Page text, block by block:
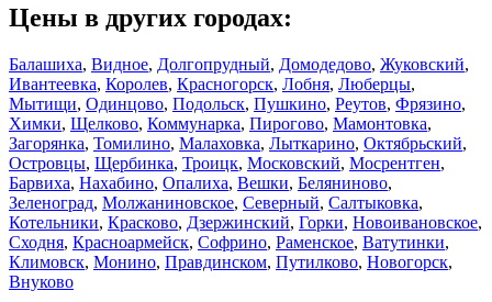
Цены в других городах:
Балашиха, Видное, Долгопрудный, Домодедово, Жуковский,
Ивантеевка, Королев, Красногорск, Лобня, Люберцы,
Мытищи, Одинцово, Подольск, Пушкино, Реутов, Фрязино,
Химки, Щелково, Коммунарка, Пирогово, Мамонтовка,
Загорянка, Томилино, Малаховка, Лыткарино, Октябрьский,
Островцы, Щербинка, Троицк, Московский, Мосрентген,
Барвиха, Нахабино, Опалиха, Вешки, Беляниново,
Зеленоград, Молжаниновское, Северный, Салтыковка,
Котельники, Красково, Дзержинский, Горки, Новоивановское,
Сходня, Красноармейск, Софрино, Раменское, Ватутинки,
Климовск, Монино, Правдинском, Путилково, Новогорск,
Внуково